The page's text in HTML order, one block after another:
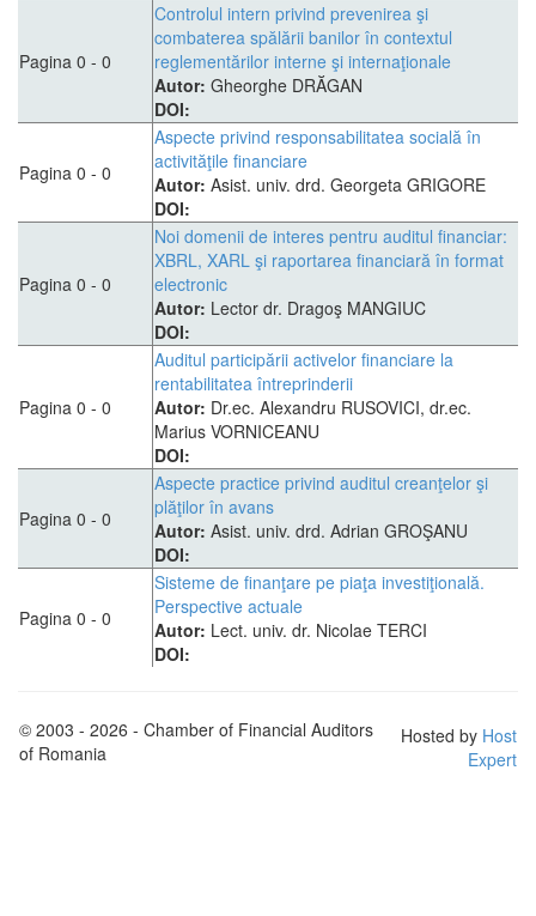
Pagina 0 - 0
Controlul intern privind prevenirea şi
combaterea spălării banilor în contextul
reglementărilor interne şi internaţionale
Autor: Gheorghe DRĂGAN
DOI:
Pagina 0 - 0
Aspecte privind responsabilitatea socială în
activităţile financiare
Autor: Asist. univ. drd. Georgeta GRIGORE
DOI:
Pagina 0 - 0
Noi domenii de interes pentru auditul financiar:
XBRL, XARL şi raportarea financiară în format
electronic
Autor: Lector dr. Dragoş MANGIUC
DOI:
Pagina 0 - 0
Auditul participării activelor financiare la
rentabilitatea întreprinderii
Autor: Dr.ec. Alexandru RUSOVICI, dr.ec.
Marius VORNICEANU
DOI:
Pagina 0 - 0
Aspecte practice privind auditul creanţelor şi
plăţilor în avans
Autor: Asist. univ. drd. Adrian GROŞANU
DOI:
Pagina 0 - 0
Sisteme de finanţare pe piaţa investiţională.
Perspective actuale
Autor: Lect. univ. dr. Nicolae TERCI
DOI:
© 2003 - 2026 - Chamber of Financial Auditors
of Romania
Hosted by Host
Expert